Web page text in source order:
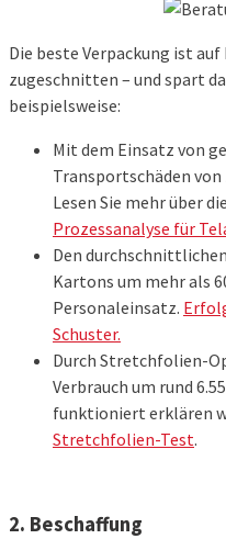
Die beste Verpackung ist
zugeschnitten – und spart
beispielsweise:
Mit dem Einsatz von
Transportschäden
Lesen Sie mehr über die
Prozessanalyse für
Den
Kartons um mehr als
Personaleinsatz.
Schuster.
Durch Stretchfolien-
Verbrauch um rund
funktioniert erklären
Stretchfolien-Test.
2. Beschaffung